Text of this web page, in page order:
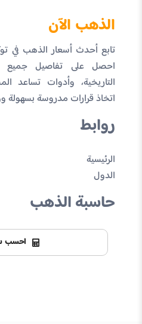
الذهب الآن
تابع أحدث أسعار الذهب في
احصل على تفاصيل جميع
التاريخية، وأدوات تساعد
اتخاذ قرارات مدروسة
روابط
الرئيسية
الدول
حاسبة الذهب
احسب